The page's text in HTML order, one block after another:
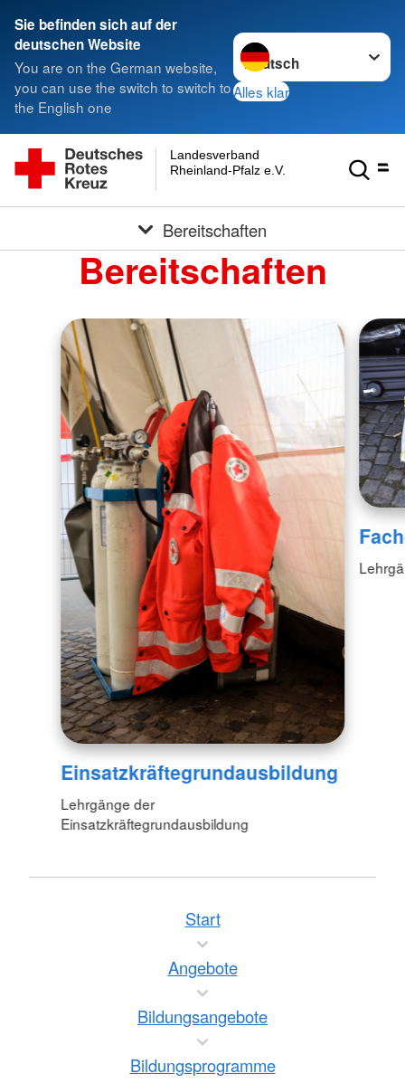
Sie befinden sich auf der
deutschen Website
You are on the German website,
you can use the switch to switch to
the English one
Sprache wechseln zu
Alles klar
Rheinland-Pfalz e.V.
Landesverband
Bereitschaften
Bereitschaften
Einsatzkräftegrundausbildung
Lehrgänge der
Einsatzkräftegrundausbildung
Start
Angebote
Bildungsangebote
Bildungsprogramme